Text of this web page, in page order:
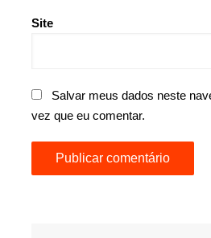
Site
Salvar meus dados neste
vez que eu comentar.